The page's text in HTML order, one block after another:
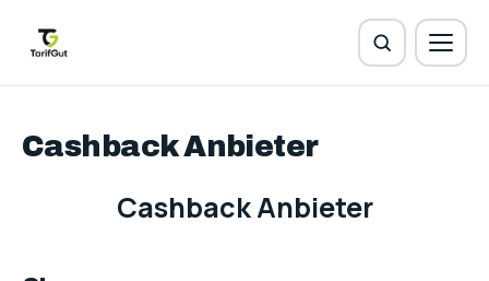
Cashback Anbieter
Cashback Anbieter